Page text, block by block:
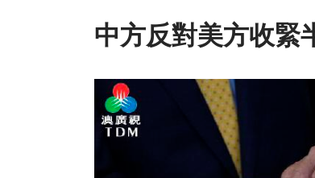
中方反對美方收緊